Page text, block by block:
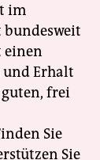
im
einen
und Erhalt
frei
Sie
Sie